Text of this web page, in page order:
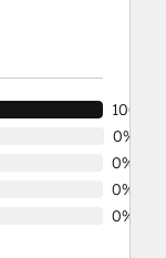
100%
0%
0%
0%
0%